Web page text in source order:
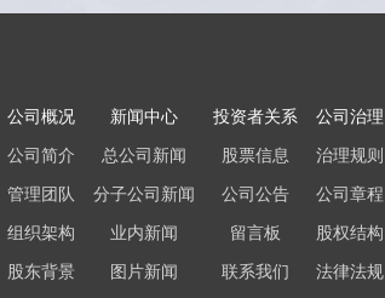
公司概况
公司简介
管理团队
组织架构
股东背景
新闻中心
总公司新闻
分子公司新闻
业内新闻
图片新闻
投资者关系
股票信息
公司公告
留言板
联系我们
公司治理
治理规则
公司章程
股权结构
法律法规